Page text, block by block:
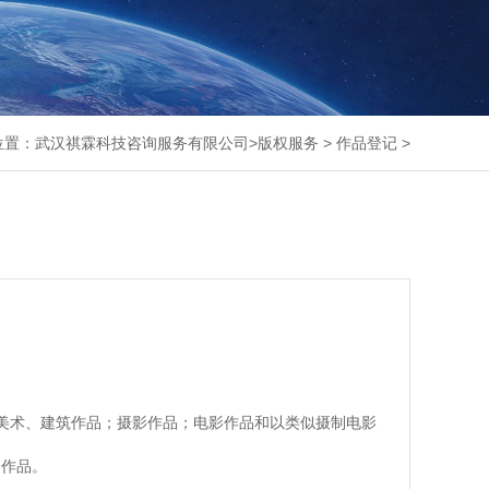
： 武汉祺霖科技咨询服务有限公司>版权服务 > 作品登记 >
、建筑作品；摄影作品；电影作品和以类似摄制电影
品。